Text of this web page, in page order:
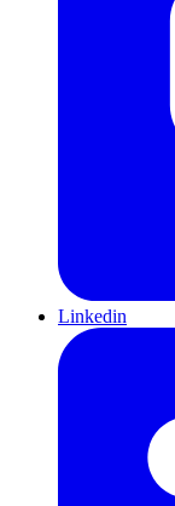
Linkedin